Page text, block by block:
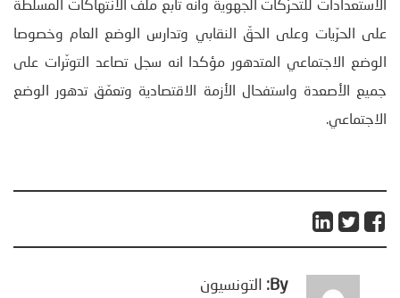
الاستعدادات للتحرّكات الجهوية وانه تابع ملفّ الانتهاكات المسلّطة
على الحرّيات وعلى الحقّ النقابي وتدارس الوضع العام وخصوصا
الوضع الاجتماعي المتدهور مؤكدا انه سجل تصاعد التوتّرات على
جميع الأصعدة واستفحال الأزمة الاقتصادية وتعمّق تدهور الوضع
الاجتماعي.
By: التونسيون